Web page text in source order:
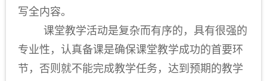
写全内容。
课堂教学活动是复杂而有序的，具有很强的
专业性，认真备课是确保课堂教学成功的首要环
节，否则就不能完成教学任务，达到预期的教学